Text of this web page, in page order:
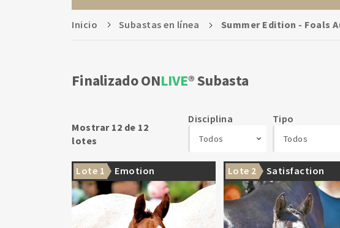
Inicio Subastas en línea Summer Edition - Foals
Finalizado ONLIVE Subasta
Mostrar 12 de 12
lotes
Todos
Disciplina
Todos
Tipo
Lote 1 Emotion Lote 2 Satisfaction